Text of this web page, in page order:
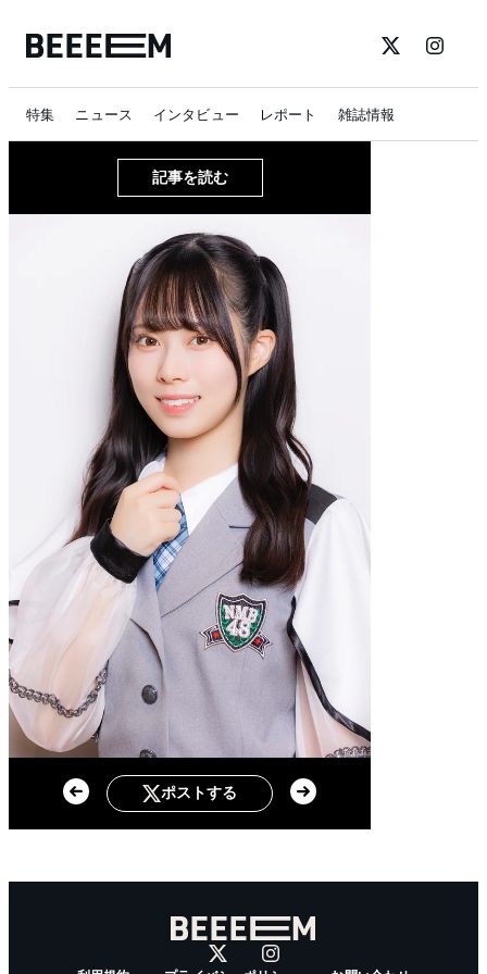
特集 ニュース インタビュー レポート 雑誌情報
記事を読む
ポストする